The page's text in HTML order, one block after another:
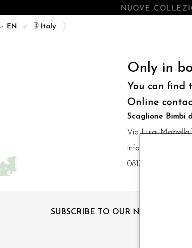
NUOVE
Italy
Only in
You can find
Online
Scaglione Bimbi
Via Luigi
0813331162
SUBSCRIBE TO OUR NEWSLETTER